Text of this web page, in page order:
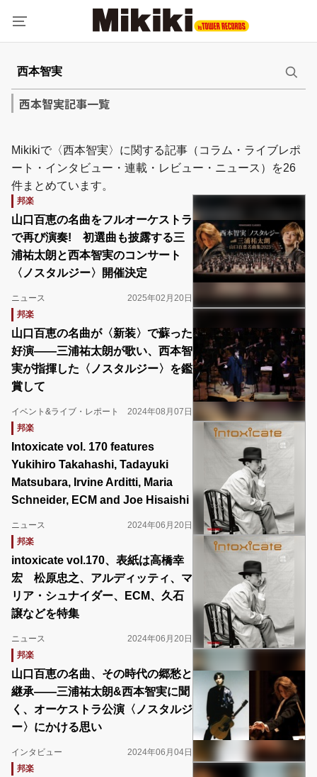
西本智実記事一覧
Mikikiで〈西本智実〉に関する記事（コラム・ライブレポ
ート・インタビュー・連載・レビュー・ニュース）を26
件まとめています。
邦楽
山口百恵の名曲をフルオーケストラ
で再び演奏! 初選曲も披露する三
浦祐太朗と西本智実のコンサート
〈ノスタルジー〉開催決定
ニュース
2025年02月20日
邦楽
山口百恵の名曲が〈新装〉で蘇った
好演――三浦祐太朗が歌い、西本智
実が指揮した〈ノスタルジー〉を鑑
賞して
イベント&ライブ・レポート
2024年08月07日
邦楽
Intoxicate vol. 170 features
Yukihiro Takahashi, Tadayuki
Matsubara, Irvine Arditti, Maria
Schneider, ECM and Joe Hisaishi
ニュース
2024年06月20日
邦楽
intoxicate vol.170、表紙は高橋幸
宏 松原忠之、アルディッティ、マ
リア・シュナイダー、ECM、久石
譲などを特集
ニュース
2024年06月20日
邦楽
山口百恵の名曲、その時代の郷愁と
継承――三浦祐太朗&西本智実に聞
く、オーケストラ公演〈ノスタルジ
ー〉にかける思い
インタビュー
2024年06月04日
邦楽